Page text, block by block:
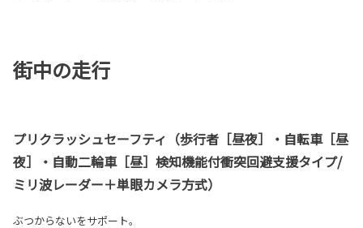
街中の走行
プリクラッシュセーフティ（歩行者［昼夜］・自転車［昼
夜］・自動二輪車［昼］検知機能付衝突回避支援タイプ/
ミリ波レーダー＋単眼カメラ方式）
ぶつからないをサポート。